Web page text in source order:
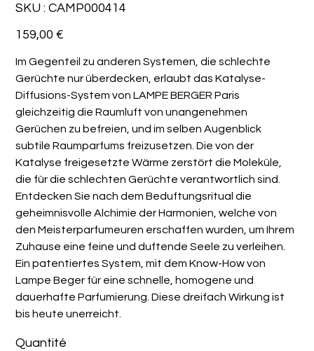
SKU : SKU
CAMP000414
CAMP000414
Prix
159,00 €
Im Gegenteil zu anderen Systemen, die schlechte
Gerüchte nur überdecken, erlaubt das Katalyse-
Diffusions-System von LAMPE BERGER Paris
gleichzeitig die Raumluft von unangenehmen
Gerüchen zu befreien, und im selben Augenblick
subtile Raumparfums freizusetzen. Die von der
Katalyse freigesetzte Wärme zerstört die Moleküle,
die für die schlechten Gerüchte verantwortlich sind.
Entdecken Sie nach dem Beduftungsritual die
geheimnisvolle Alchimie der Harmonien, welche von
den Meisterparfumeuren erschaffen wurden, um Ihrem
Zuhause eine feine und duftende Seele zu verleihen.
Ein patentiertes System, mit dem Know-How von
Lampe Beger für eine schnelle, homogene und
dauerhafte Parfumierung. Diese dreifach Wirkung ist
bis heute unerreicht.
Quantité